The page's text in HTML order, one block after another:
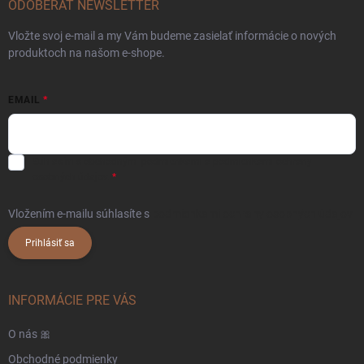
ODOBERAŤ NEWSLETTER
Vložte svoj e-mail a my Vám budeme zasielať informácie o nových
produktoch na našom e-shope.
EMAIL
Vložením e-mailu súhlasíte s
Prihlásiť sa
INFORMÁCIE PRE VÁS
O nás 🎀
Obchodné podmienky